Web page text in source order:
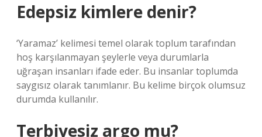
Edepsiz kimlere denir?
‘Yaramaz’ kelimesi temel olarak toplum tarafından
hoş karşılanmayan şeylerle veya durumlarla
uğraşan insanları ifade eder. Bu insanlar toplumda
saygısız olarak tanımlanır. Bu kelime birçok olumsuz
durumda kullanılır.
Terbiyesiz argo mu?